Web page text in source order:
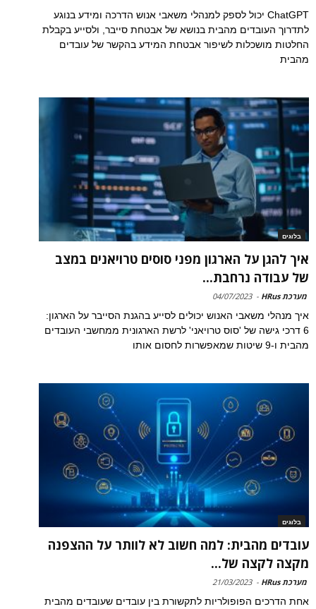
ChatGPT יכול לספק למנהלי משאבי אנוש הדרכה ומידע בנוגע
לתדרוך העובדים מהבית בנושא של אבטחת סייבר, ולסייע בקבלת
החלטות מושכלות לשיפור אבטחת המידע בהקשר של עובדים
מהבית
בלוגים
איך להגן על הארגון מפני סוסים טרויאנים במצב
של עבודה נרחבת...
מערכת HRus -
04/07/2023
איך מנהלי משאבי האנוש יכולים לסייע בהגנת הסייבר על הארגון:
6 דרכי גישה של 'סוס טרויאני' לרשת הארגונית ממחשבי העובדים
מהבית ו-9 שיטות שמאפשרות לחסום אותו
בלוגים
עובדים מהבית: למה חשוב לא לוותר על ההצפנה
מקצה לקצה של...
מערכת HRus -
21/03/2023
אחת הדרכים הפופולריות לתקשורת בין עובדים שעובדים מהבית